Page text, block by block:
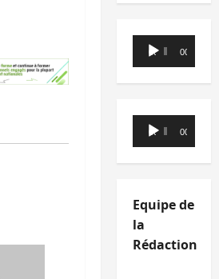
Lecteur
audio
00:00 00:00
Lecteur
audio
00:00 00:00
Equipe de
la
Rédaction